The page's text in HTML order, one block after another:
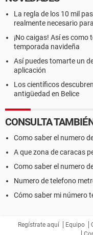
La regla de los 10 mil
realmente necesario
¡No caigas! Así es
temporada navideña
Así puedes tomarte un
aplicación
Los científicos
antigüedad en Belice
CONSULTA
Como saber el numero
A que zona de caracas
Como saber el numero
Numero de telefono
Cómo saber mi número
Regístrate aquí Equipo